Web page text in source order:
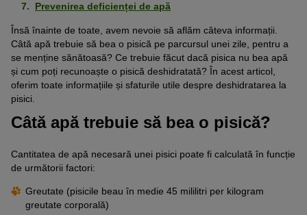
Prevenirea deficienței de apă
Însă înainte de toate, avem nevoie să aflăm câteva informații.
Câtă apă trebuie să bea o pisică pe parcursul unei zile, pentru a
se menține sănătoasă? Ce trebuie făcut dacă pisica nu bea apă
și cum poți recunoaște o pisică deshidratată? În acest articol,
oferim toate informațiile și sfaturile utile despre deshidratarea la
pisici.
Câtă apă trebuie să bea o pisică?
Cantitatea de apă necesară unei pisici poate fi calculată în funcție
de următorii factori:
Greutate (pisicile beau în medie 45 mililitri per kilogram
greutate corporală)